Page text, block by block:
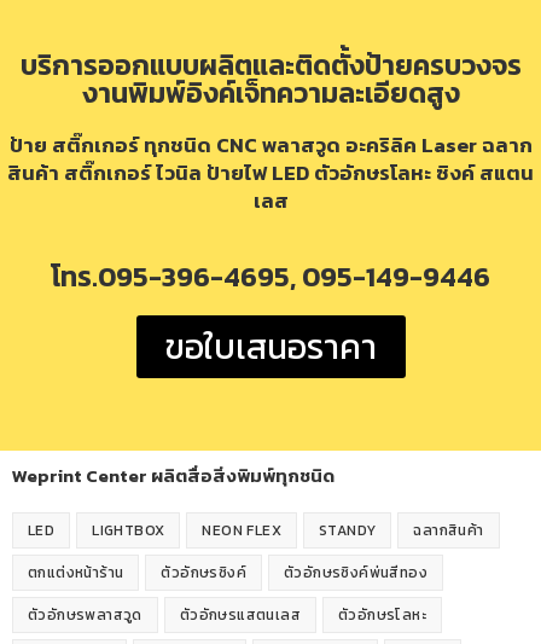
บริการออกแบบผลิตและติดตั้งป้ายครบวงจร
งานพิมพ์อิงค์เจ็ทความละเอียดสูง
ป้าย สติ๊กเกอร์ ทุกชนิด CNC พลาสวูด อะคริลิค Laser ฉลาก
สินค้า สติ๊กเกอร์ ไวนิล ป้ายไฟ LED ตัวอักษรโลหะ ซิงค์ สแตน
เลส
โทร.095-396-4695, 095-149-9446
ขอใบเสนอราคา
Weprint Center ผลิตสื่อสิ่งพิมพ์ทุกชนิด
LED LIGHTBOX NEON FLEX STANDY
ฉลากสินค้า
ตกแต่งหน้าร้าน
ตัวอักษรซิงค์
ตัวอักษรซิงค์พ่นสีทอง
ตัวอักษรพลาสวูด
ตัวอักษรแสตนเลส
ตัวอักษรโลหะ